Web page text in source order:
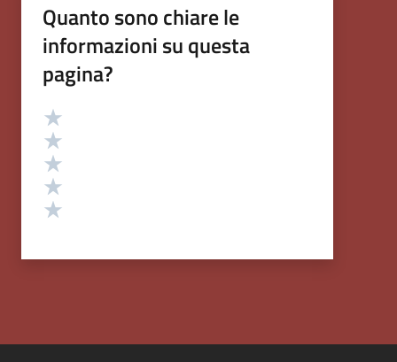
Quanto sono chiare le
informazioni su questa
pagina?
Valutazione